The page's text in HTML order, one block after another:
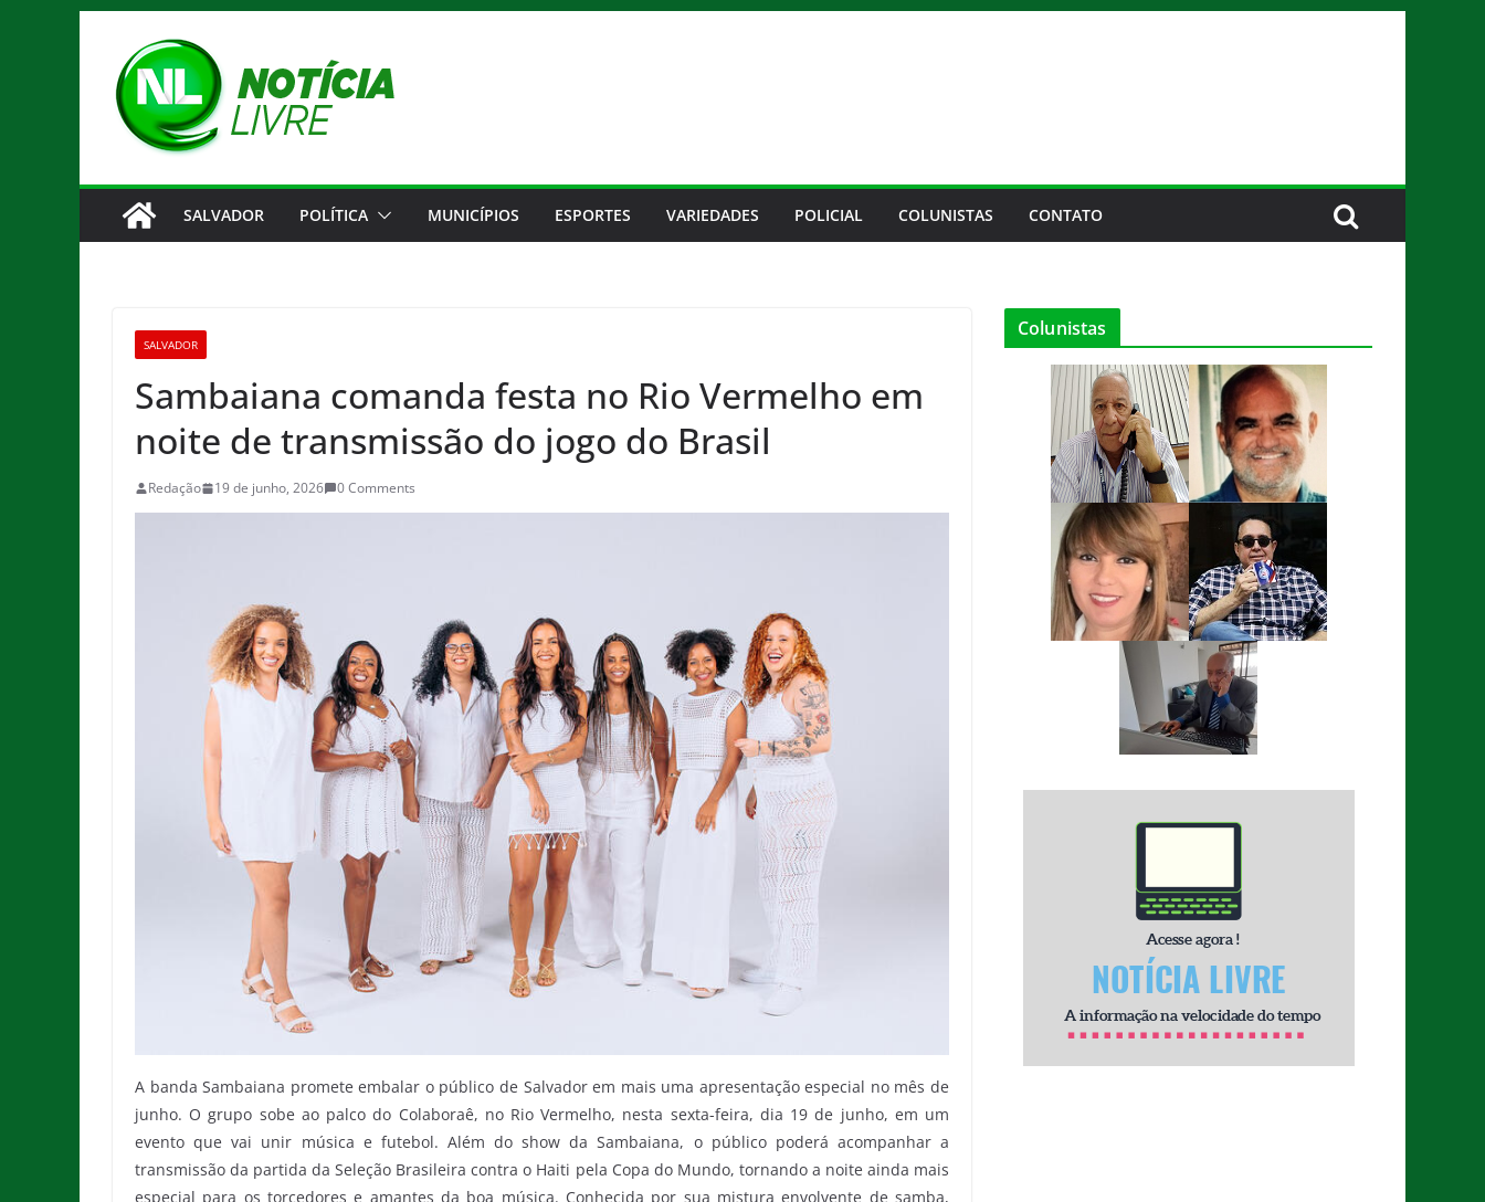
conteúdo
SALVADOR POLÍTICA MUNICÍPIOS ESPORTES VARIEDADES POLICIAL COLUNISTAS CONTATO
SALVADOR
Sambaiana comanda festa no Rio Vermelho em
noite de transmissão do jogo do Brasil
Redação 19 de junho, 2026 0 Comments
A banda Sambaiana promete embalar o público de Salvador em mais uma apresentação especial no mês de
junho. O grupo sobe ao palco do Colaboraê, no Rio Vermelho, nesta sexta-feira, dia 19 de junho, em um
evento que vai unir música e futebol. Além do show da Sambaiana, o público poderá acompanhar a
transmissão da partida da Seleção Brasileira contra o Haiti pela Copa do Mundo, tornando a noite ainda mais
especial para os torcedores e amantes da boa música. Conhecida por sua mistura envolvente de samba,
Colunistas